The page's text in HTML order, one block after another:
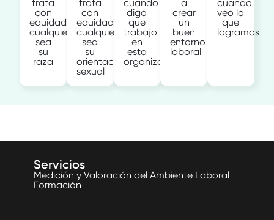
trata
con
equidad
cualquiera
sea
su
raza
trata
con
equidad
cualquiera
sea
su
orientación
sexual
cuando
digo
que
trabajo
en
esta
organización
a
crear
un
buen
entorno
laboral
cuando
veo lo
que
logramos
Servicios
Medición y Valoración del Ambiente Laboral
Formación